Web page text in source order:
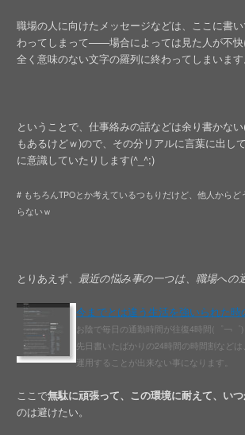
職場の人に向けたメッセージなどは、ここに書
わってしまって——場合によっては見た人が不
全く意味のない文字の羅列に終わってしまいます
ということで、仕事絡みの話などは余り書かな
もあるけどｗ)ので、その分リアルに言葉に出し
に意識していたりします(^_^;)
# もちろんTPOとか考えているつもりだけど、他人からど
らないｗ
とりあえず、 最近の悩み事の一つは、職場への
今までとは違う生活を強いられた
お陰で毎日の通勤時間が往復4時間(゜￢
先日書いたばかりの24時間の時間割など
運用することが出来ない事になります。
ここで無駄に頑張って、この環境に耐えて、い
のは避けたい。